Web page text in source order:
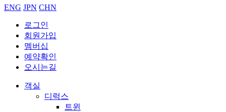
ENG JPN CHN
로그인
회원가입
멤버십
예약확인
오시는길
객실
디럭스
트윈